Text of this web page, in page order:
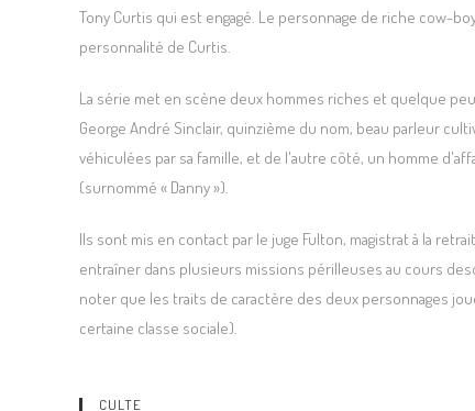
Tony Curtis qui est engagé. Le personnage de riche cow-
personnalité de Curtis.
La série met en scène deux hommes riches et quelque
George André Sinclair, quinzième du nom, beau parleur
véhiculées par sa famille, et de l'autre côté, un homme
(surnommé « Danny »).
Ils sont mis en contact par le juge Fulton, magistrat à la
entraîner dans plusieurs missions périlleuses au cours
noter que les traits de caractère des deux personnages
certaine classe sociale).
CULTE